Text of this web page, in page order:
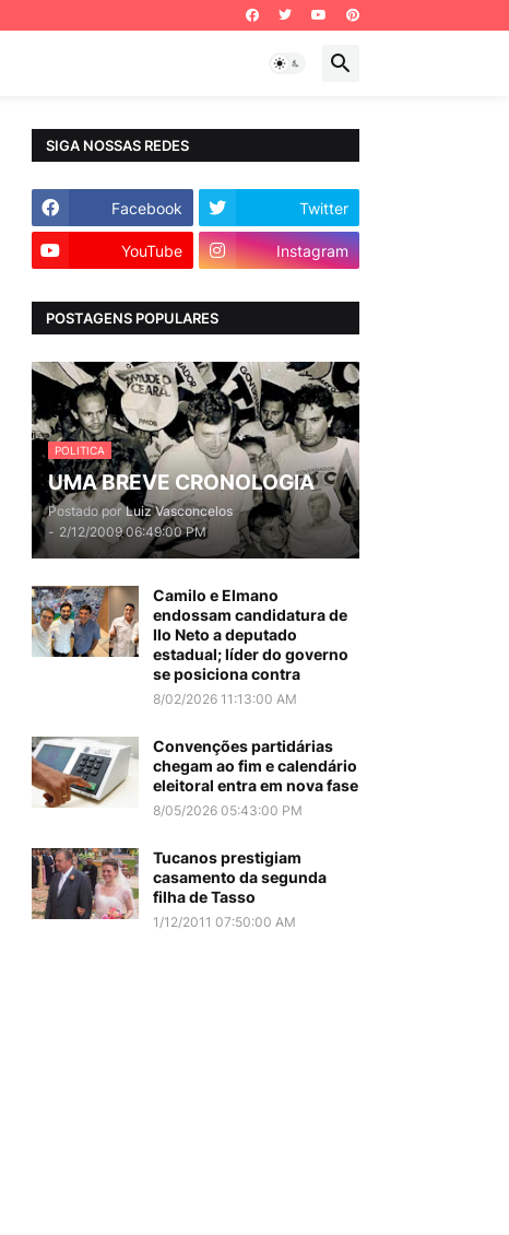
SIGA NOSSAS REDES
Facebook Twitter
YouTube Instagram
POSTAGENS POPULARES
POLITICA
UMA BREVE CRONOLOGIA
Postado por Luiz Vasconcelos
- 2/12/2009 06:49:00 PM
Camilo e Elmano
endossam candidatura de
Ilo Neto a deputado
estadual; líder do governo
se posiciona contra
8/02/2026 11:13:00 AM
Convenções partidárias
chegam ao fim e calendário
eleitoral entra em nova fase
8/05/2026 05:43:00 PM
Tucanos prestigiam
casamento da segunda
filha de Tasso
1/12/2011 07:50:00 AM